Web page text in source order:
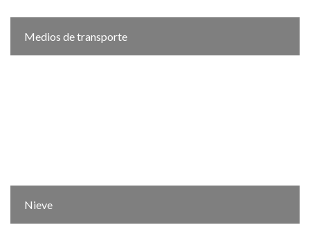
Medios de transporte
Nieve